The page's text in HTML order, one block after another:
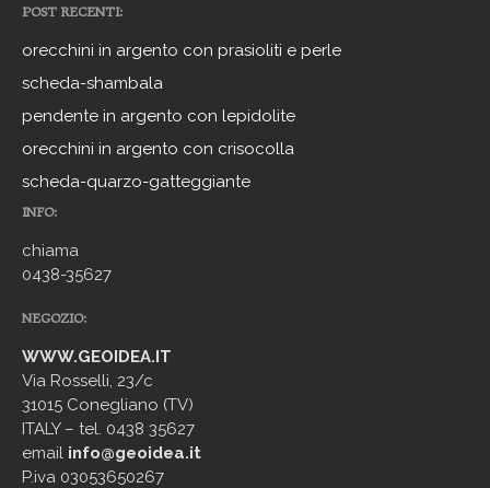
POST RECENTI:
orecchini in argento con prasioliti e perle
scheda-shambala
pendente in argento con lepidolite
orecchini in argento con crisocolla
scheda-quarzo-gatteggiante
INFO:
chiama
0438-35627
NEGOZIO:
WWW.GEOIDEA.IT
Via Rosselli, 23/c
31015 Conegliano (TV)
ITALY – tel. 0438 35627
email info@geoidea.it
P.iva 03053650267